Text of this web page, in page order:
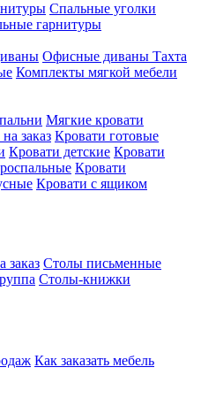
Спальные уголки
гарнитуры
Офисные диваны Тахта
Комплекты мягкой мебели
Мягкие кровати
заказ Кровати готовые
Кровати детские Кровати
Кровати
Кровати с ящиком
заказ Столы письменные
Столы-книжки
Как заказать мебель